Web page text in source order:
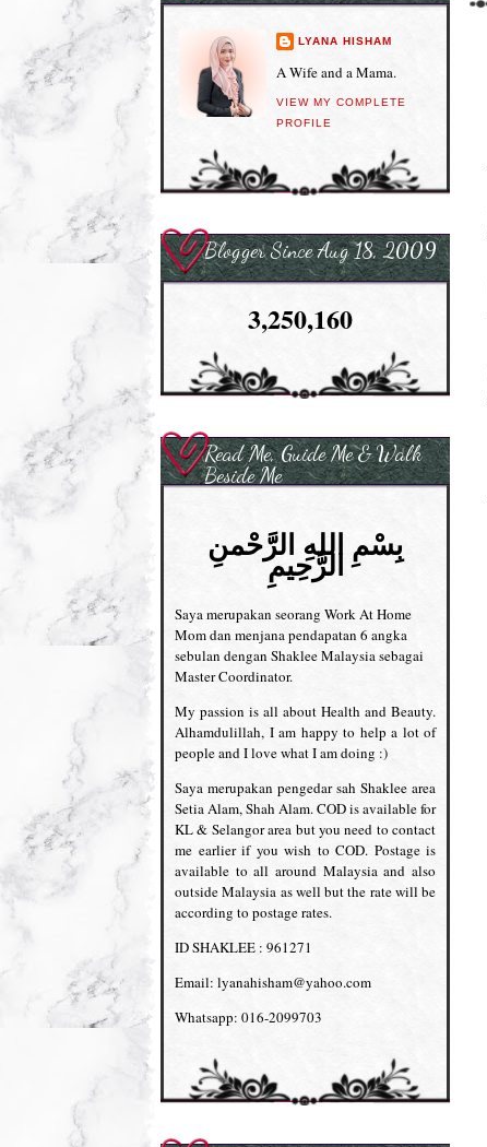
LYANA HISHAM
A Wife and a Mama.
VIEW MY COMPLETE
PROFILE
Blogger Since Aug 18, 2009
3,250,160
Read Me, Guide Me & Walk
Beside Me
بِسْمِ اللهِ الرَّحْمنِ
الرَّحِيمِ
Saya merupakan seorang Work At Home
Mom dan menjana pendapatan 6 angka
sebulan dengan Shaklee Malaysia sebagai
Master Coordinator.
My passion is all about Health and Beauty.
Alhamdulillah, I am happy to help a lot of
people and I love what I am doing :)
Saya merupakan pengedar sah Shaklee area
Setia Alam, Shah Alam. COD is available for
KL & Selangor area but you need to contact
me earlier if you wish to COD. Postage is
available to all around Malaysia and also
outside Malaysia as well but the rate will be
according to postage rates.
ID SHAKLEE : 961271
Email: lyanahisham@yahoo.com
Whatsapp: 016-2099703